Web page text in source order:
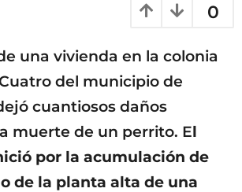
0
una vivienda en la colonia
del municipio de
cuantiosos daños
muerte de un perrito. El
por la acumulación de
de la planta alta de una